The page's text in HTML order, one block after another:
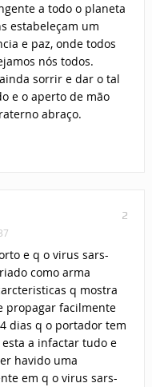
a todo o planeta
estabeleçam um
e paz, onde todos
nós todos.
sorrir e dar o tal
e o aperto de mão
abraço.
2
e q o virus sars-
como arma
q mostra
propagar facilmente
dias q o portador tem
a infactar tudo e
havido uma
em q o virus sars-